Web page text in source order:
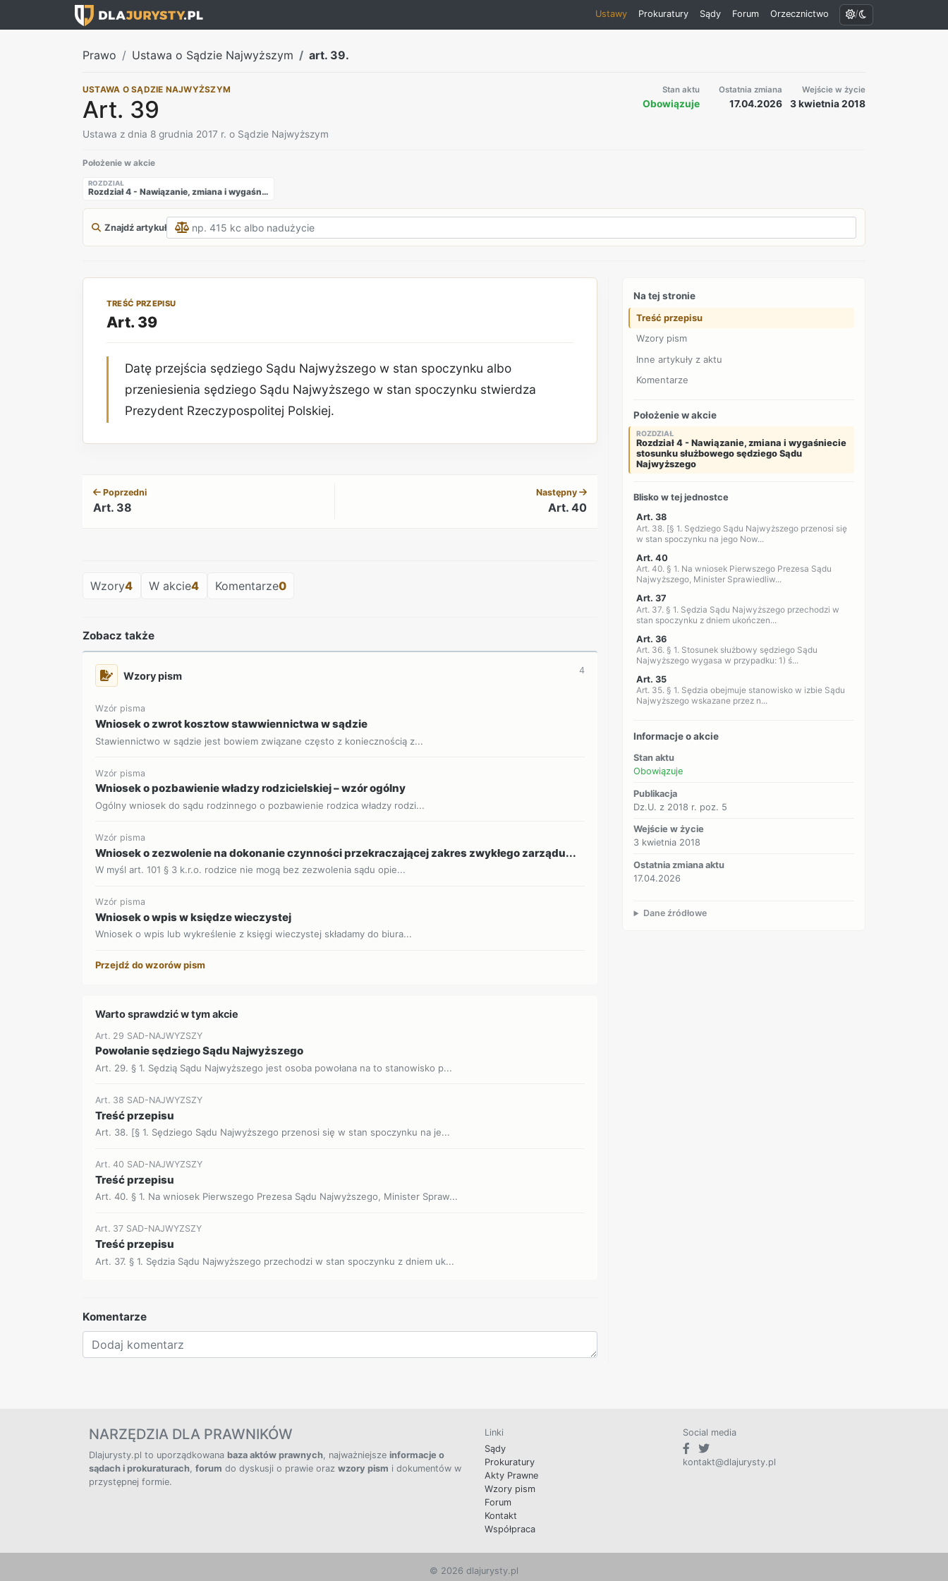
Ustawy Prokuratury Sądy Forum Orzecznictwo /
Prawo Ustawa o Sądzie Najwyższym art. 39.
USTAWA O SĄDZIE NAJWYŻSZYM
Art. 39
Ustawa z dnia 8 grudnia 2017 r. o Sądzie Najwyższym
Stan aktu
Obowiązuje
Ostatnia zmiana
17.04.2026
Wejście w życie
3 kwietnia 2018
Położenie w akcie
ROZDZIAŁ
Rozdział 4 - Nawiązanie, zmiana i wygaśniecie stosunku służbowego sędziego Sądu Najwyższego
Znajdź artykuł
TREŚĆ PRZEPISU
Art. 39
Datę przejścia sędziego Sądu Najwyższego w stan spoczynku albo
przeniesienia sędziego Sądu Najwyższego w stan spoczynku stwierdza
Prezydent Rzeczypospolitej Polskiej.
Poprzedni
Art. 38
Następny
Art. 40
Wzory4 W akcie4 Komentarze0
Zobacz także
Wzory pism 4
Wzór pisma
Wniosek o zwrot kosztow stawwiennictwa w sądzie
Stawiennictwo w sądzie jest bowiem związane często z koniecznością z...
Wzór pisma
Wniosek o pozbawienie władzy rodzicielskiej – wzór ogólny
Ogólny wniosek do sądu rodzinnego o pozbawienie rodzica władzy rodzi...
Wzór pisma
Wniosek o zezwolenie na dokonanie czynności przekraczającej zakres zwykłego zarządu...
W myśl art. 101 § 3 k.r.o. rodzice nie mogą bez zezwolenia sądu opie...
Wzór pisma
Wniosek o wpis w księdze wieczystej
Wniosek o wpis lub wykreślenie z księgi wieczystej składamy do biura...
Przejdź do wzorów pism
Warto sprawdzić w tym akcie
Art. 29 SAD-NAJWYZSZY
Powołanie sędziego Sądu Najwyższego
Art. 29. § 1. Sędzią Sądu Najwyższego jest osoba powołana na to stanowisko p...
Art. 38 SAD-NAJWYZSZY
Treść przepisu
Art. 38. [§ 1. Sędziego Sądu Najwyższego przenosi się w stan spoczynku na je...
Art. 40 SAD-NAJWYZSZY
Treść przepisu
Art. 40. § 1. Na wniosek Pierwszego Prezesa Sądu Najwyższego, Minister Spraw...
Art. 37 SAD-NAJWYZSZY
Treść przepisu
Art. 37. § 1. Sędzia Sądu Najwyższego przechodzi w stan spoczynku z dniem uk...
Komentarze
Na tej stronie
Treść przepisu
Wzory pism
Inne artykuły z aktu
Komentarze
Położenie w akcie
ROZDZIAŁ
Rozdział 4 - Nawiązanie, zmiana i wygaśniecie
stosunku służbowego sędziego Sądu
Najwyższego
Blisko w tej jednostce
Art. 38
Art. 38. [§ 1. Sędziego Sądu Najwyższego przenosi się
w stan spoczynku na jego Now...
Art. 40
Art. 40. § 1. Na wniosek Pierwszego Prezesa Sądu
Najwyższego, Minister Sprawiedliw...
Art. 37
Art. 37. § 1. Sędzia Sądu Najwyższego przechodzi w
stan spoczynku z dniem ukończen...
Art. 36
Art. 36. § 1. Stosunek służbowy sędziego Sądu
Najwyższego wygasa w przypadku: 1) ś...
Art. 35
Art. 35. § 1. Sędzia obejmuje stanowisko w izbie Sądu
Najwyższego wskazane przez n...
Informacje o akcie
Stan aktu
Obowiązuje
Publikacja
Dz.U. z 2018 r. poz. 5
Wejście w życie
3 kwietnia 2018
Ostatnia zmiana aktu
17.04.2026
Dane źródłowe
NARZĘDZIA DLA PRAWNIKÓW
Dlajurysty.pl to uporządkowana baza aktów prawnych, najważniejsze informacje o
sądach i prokuraturach, forum do dyskusji o prawie oraz wzory pism i dokumentów w
przystępnej formie.
Linki
Sądy
Prokuratury
Akty Prawne
Wzory pism
Forum
Kontakt
Współpraca
Social media
kontakt@dlajurysty.pl
© 2026 dlajurysty.pl